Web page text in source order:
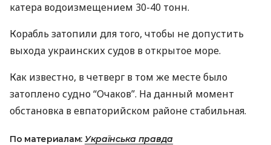
катера водоизмещением 30-40 тонн.
Корабль затопили для того, чтобы не допустить
выхода украинских судов в открытое море.
Как известно, в четверг в том же месте было
затоплено судно “Очаков”. На данный момент
обстановка в евпаторийском районе стабильная.
По материалам: Українська правда